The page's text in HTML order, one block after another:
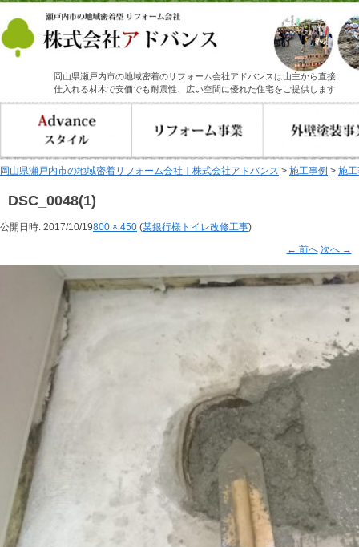
岡山県瀬戸内市の地域密着のリフォーム会社アドバンスは山主から直接
仕入れる材木で安価でも耐震性、広い空間に優れた住宅をご提供します
岡山県瀬戸内市の地域密着リフォーム会社｜株式会社アドバンス > 施工事例 > 施
DSC_0048(1)
公開日時: 2017/10/19800 × 450 (某銀行様トイレ改修工事)
← 前へ 次へ →